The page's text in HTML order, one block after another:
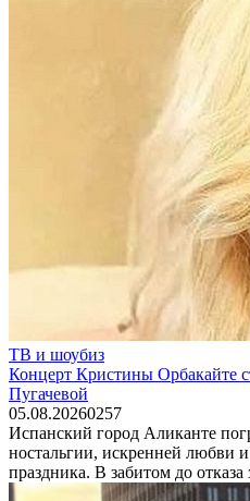
ТВ и шоубиз
Концерт Кристины Орбакайте
Пугачевой
05.08.20260257
Испанский город Аликанте
ностальгии, искренней любви
праздника. В забитом до отказа